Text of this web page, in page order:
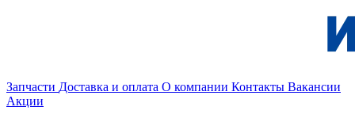
Запчасти Доставка и оплата О компании Контакты Вакансии
Акции